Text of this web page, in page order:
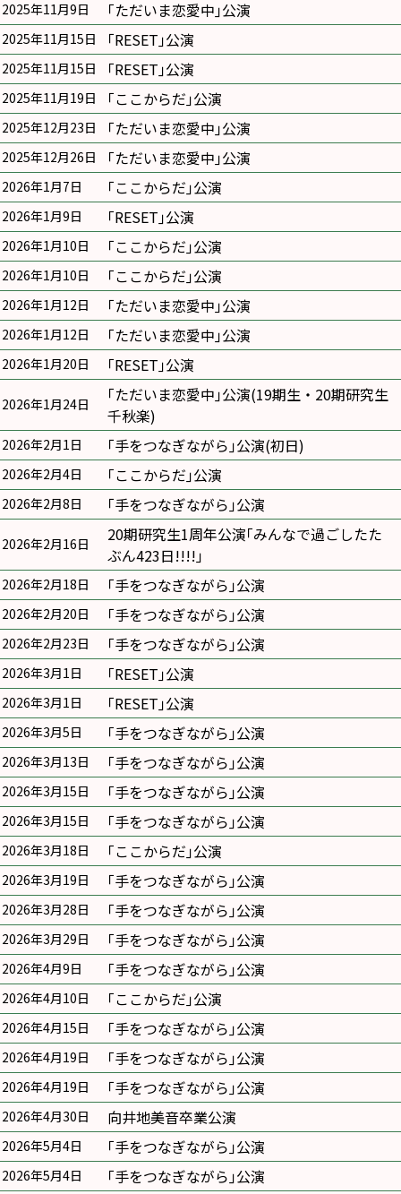
2025年11月9日 ｢ただいま恋愛中｣公演
2025年11月15日 ｢RESET｣公演
2025年11月15日 ｢RESET｣公演
2025年11月19日 ｢ここからだ｣公演
2025年12月23日 ｢ただいま恋愛中｣公演
2025年12月26日 ｢ただいま恋愛中｣公演
2026年1月7日 ｢ここからだ｣公演
2026年1月9日 ｢RESET｣公演
2026年1月10日 ｢ここからだ｣公演
2026年1月10日 ｢ここからだ｣公演
2026年1月12日 ｢ただいま恋愛中｣公演
2026年1月12日 ｢ただいま恋愛中｣公演
2026年1月20日 ｢RESET｣公演
2026年1月24日
｢ただいま恋愛中｣公演(19期生・20期研究生
千秋楽)
2026年2月1日 ｢手をつなぎながら｣公演(初日)
2026年2月4日 ｢ここからだ｣公演
2026年2月8日 ｢手をつなぎながら｣公演
2026年2月16日
20期研究生1周年公演｢みんなで過ごしたた
ぶん423日!!!!｣
2026年2月18日 ｢手をつなぎながら｣公演
2026年2月20日 ｢手をつなぎながら｣公演
2026年2月23日 ｢手をつなぎながら｣公演
2026年3月1日 ｢RESET｣公演
2026年3月1日 ｢RESET｣公演
2026年3月5日 ｢手をつなぎながら｣公演
2026年3月13日 ｢手をつなぎながら｣公演
2026年3月15日 ｢手をつなぎながら｣公演
2026年3月15日 ｢手をつなぎながら｣公演
2026年3月18日 ｢ここからだ｣公演
2026年3月19日 ｢手をつなぎながら｣公演
2026年3月28日 ｢手をつなぎながら｣公演
2026年3月29日 ｢手をつなぎながら｣公演
2026年4月9日 ｢手をつなぎながら｣公演
2026年4月10日 ｢ここからだ｣公演
2026年4月15日 ｢手をつなぎながら｣公演
2026年4月19日 ｢手をつなぎながら｣公演
2026年4月19日 ｢手をつなぎながら｣公演
2026年4月30日 向井地美音卒業公演
2026年5月4日 ｢手をつなぎながら｣公演
2026年5月4日 ｢手をつなぎながら｣公演